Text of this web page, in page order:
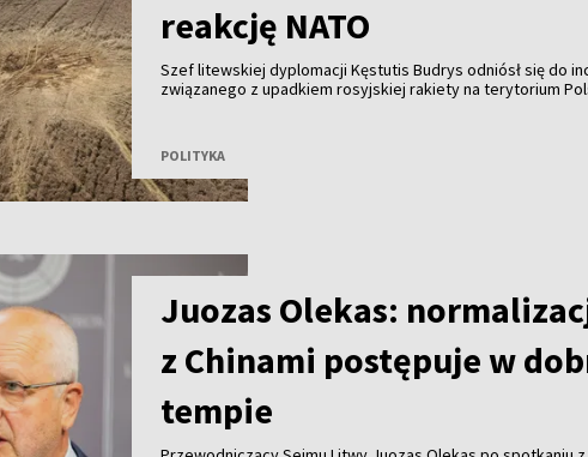
reakcję NATO
Szef litewskiej dyplomacji Kęstutis Budrys odniósł się do
związanego z upadkiem rosyjskiej rakiety na terytorium
przyjąć bardziej stanowcze stanowisko wobec Rosji.
POLITYKA
Juozas Olekas:
z Chinami postępuje w
tempie